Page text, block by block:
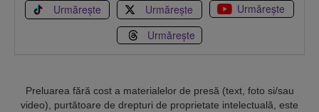
Urmărește Urmărește
Urmărește
Urmărește
Preluarea fără cost a materialelor de presă (text, foto si/sau
video), purtătoare de drepturi de proprietate intelectuală, este